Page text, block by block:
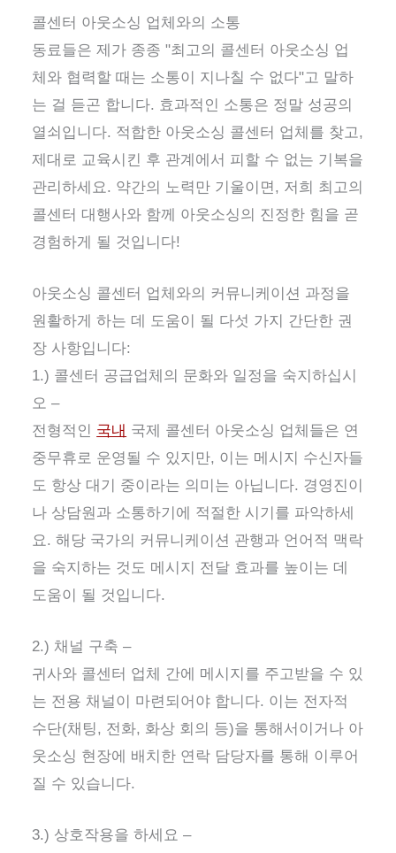
콜센터 아웃소싱 업체와의 소통
동료들은 제가 종종 "최고의 콜센터 아웃소싱 업
체와 협력할 때는 소통이 지나칠 수 없다"고 말하
는 걸 듣곤 합니다. 효과적인 소통은 정말 성공의
열쇠입니다. 적합한 아웃소싱 콜센터 업체를 찾고,
제대로 교육시킨 후 관계에서 피할 수 없는 기복을
관리하세요. 약간의 노력만 기울이면, 저희 최고의
콜센터 대행사와 함께 아웃소싱의 진정한 힘을 곧
경험하게 될 것입니다!
아웃소싱 콜센터 업체와의 커뮤니케이션 과정을
원활하게 하는 데 도움이 될 다섯 가지 간단한 권
장 사항입니다:
1.) 콜센터 공급업체의 문화와 일정을 숙지하십시
오 –
전형적인 국내 국제 콜센터 아웃소싱 업체들은 연
중무휴로 운영될 수 있지만, 이는 메시지 수신자들
도 항상 대기 중이라는 의미는 아닙니다. 경영진이
나 상담원과 소통하기에 적절한 시기를 파악하세
요. 해당 국가의 커뮤니케이션 관행과 언어적 맥락
을 숙지하는 것도 메시지 전달 효과를 높이는 데
도움이 될 것입니다.
2.) 채널 구축 –
귀사와 콜센터 업체 간에 메시지를 주고받을 수 있
는 전용 채널이 마련되어야 합니다. 이는 전자적
수단(채팅, 전화, 화상 회의 등)을 통해서이거나 아
웃소싱 현장에 배치한 연락 담당자를 통해 이루어
질 수 있습니다.
3.) 상호작용을 하세요 –